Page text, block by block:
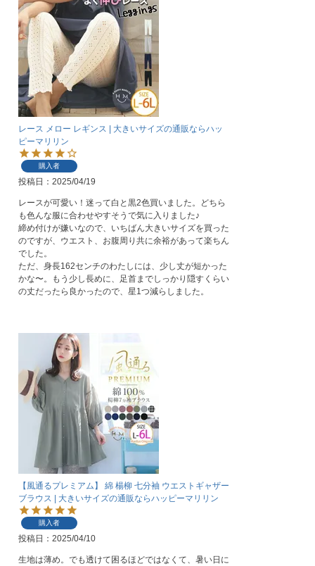
レース メロー レギンス | 大きいサイズの通販ならハッ
ピーマリリン
購入者
投稿日 2025/04/19
レースが可愛い！迷って白と黒2色買いました。どちら
も色んな服に合わせやすそうで気に入りました♪
締め付けが嫌いなので、いちばん大きいサイズを買った
のですが、ウエスト、お腹周り共に余裕があって楽ちん
でした。
ただ、身長162センチのわたしには、少し丈が短かった
かな〜。もう少し長めに、足首までしっかり隠すくらい
の丈だったら良かったので、星1つ減らしました。
【風通るプレミアム】 綿 楊柳 七分袖 ウエストギャザー
ブラウス | 大きいサイズの通販ならハッピーマリリン
購入者
投稿日 2025/04/10
生地は薄め。でも透けて困るほどではなくて、暑い日に